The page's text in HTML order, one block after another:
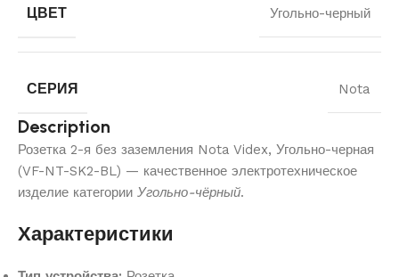
ЦВЕТ Угольно-черный
СЕРИЯ Nota
Description
Розетка 2-я без заземления Nota Videx, Угольно-черная
(VF-NT-SK2-BL) — качественное электротехническое
изделие категории Угольно-чёрный.
Характеристики